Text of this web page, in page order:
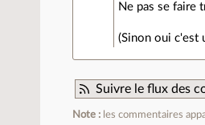
Ne pas se faire
(Sinon oui c'est
Suivre le flux des
Note : les commentaires